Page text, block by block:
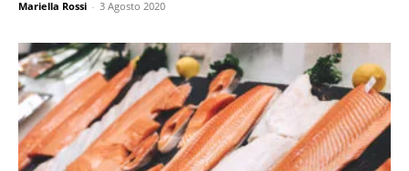
Mariella Rossi - 3 Agosto 2020